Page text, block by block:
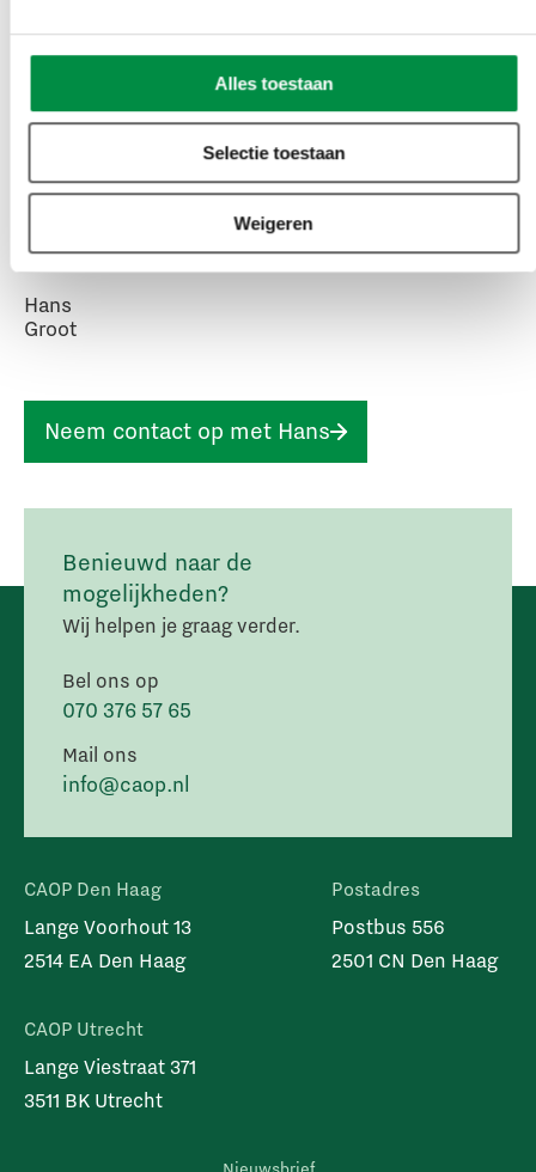
Alles toestaan
Selectie toestaan
Weigeren
Hans
Groot
Neem contact op met Hans
Benieuwd naar de
mogelijkheden?
Wij helpen je graag verder.
Bel ons op
070 376 57 65
Mail ons
info@caop.nl
CAOP Den Haag
Lange Voorhout 13
2514 EA Den Haag
CAOP Utrecht
Lange Viestraat 371
3511 BK Utrecht
Postadres
Postbus 556
2501 CN Den Haag